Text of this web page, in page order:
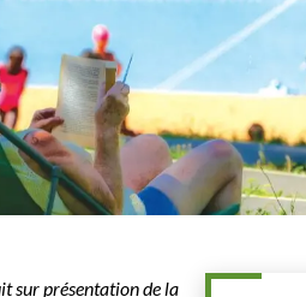
sur présentation de la